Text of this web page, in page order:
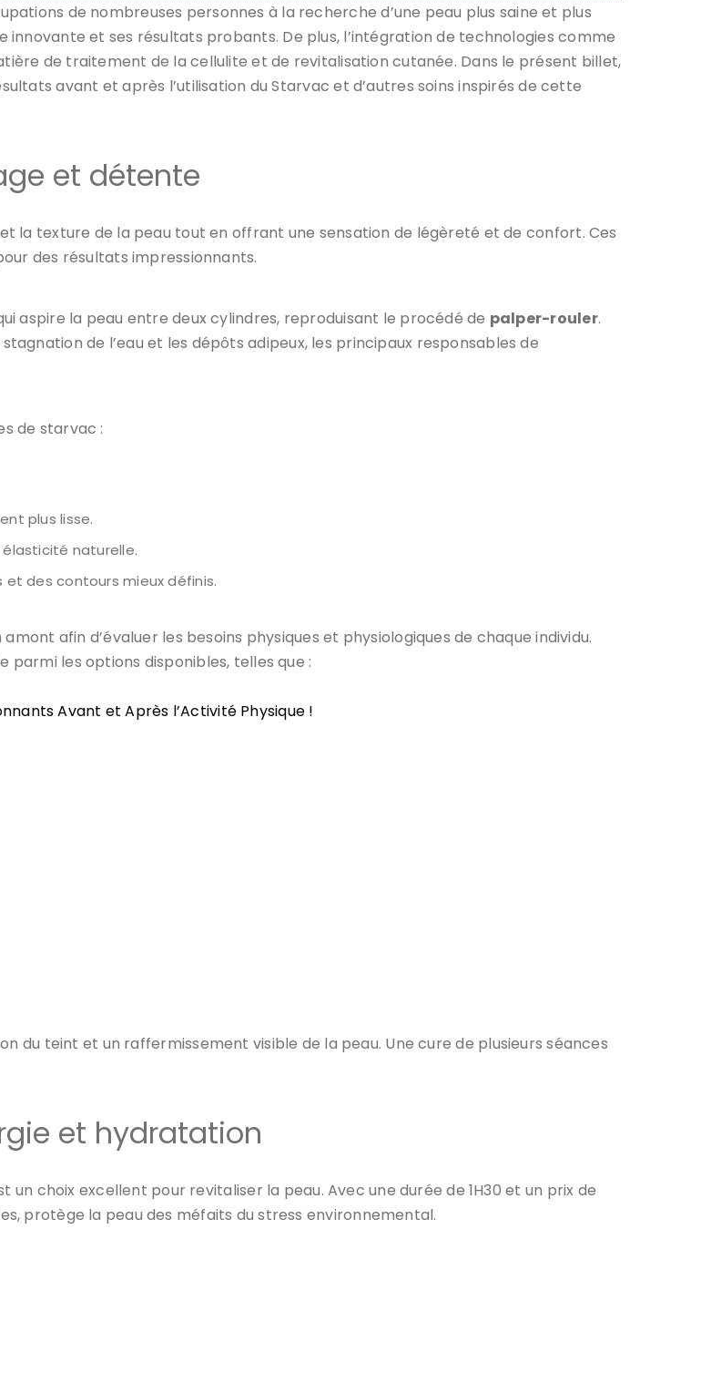
de nombreuses personnes à la recherche d’une peau plus saine et plus
innovante et ses résultats probants. De plus, l’intégration de technologies comme
de traitement de la cellulite et de revitalisation cutanée. Dans le présent billet,
avant et après l’utilisation du Starvac et d’autres soins inspirés de cette
et détente
la texture de la peau tout en offrant une sensation de légèreté et de confort. Ces
des résultats impressionnants.
aspire la peau entre deux cylindres, reproduisant le procédé de palper-rouler.
stagnation de l’eau et les dépôts adipeux, les principaux responsables de
de starvac :
plus lisse.
élasticité naturelle.
et des contours mieux définis.
afin d’évaluer les besoins physiques et physiologiques de chaque individu.
les options disponibles, telles que :
Avant et Après l’Activité Physique !
du teint et un raffermissement visible de la peau. Une cure de plusieurs séances
et hydratation
un choix excellent pour revitaliser la peau. Avec une durée de 1H30 et un prix de
protège la peau des méfaits du stress environnemental.